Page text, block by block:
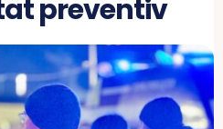
preventiv